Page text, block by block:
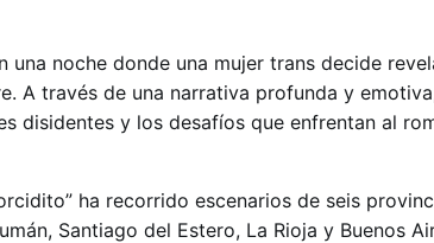
una noche donde una mujer trans decide
A través de una narrativa profunda y
disidentes y los desafíos que enfrentan al
ha recorrido escenarios de seis
Santiago del Estero, La Rioja y Buenos